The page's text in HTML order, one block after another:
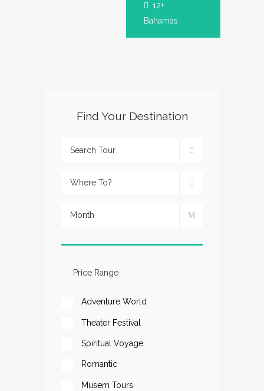
12+
Bahamas
Find Your Destination
Adventure World
Theater Festival
Spiritual Voyage
Romantic
Musem Tours